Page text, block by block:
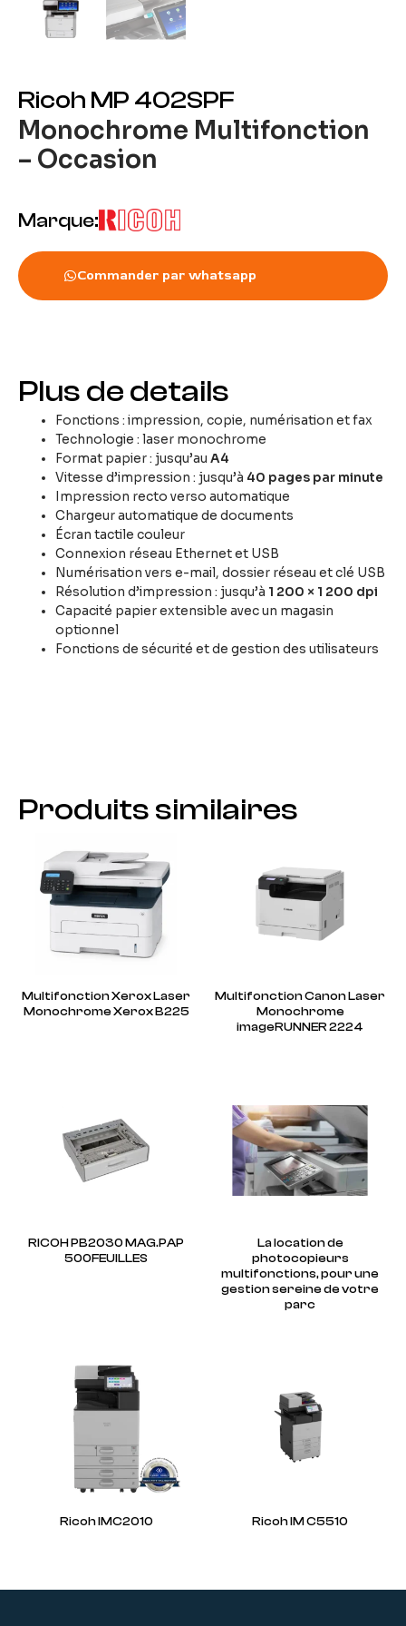
Ricoh MP 402SPF
Monochrome Multifonction
– Occasion
Marque:
Commander par whatsapp
Plus de details
Fonctions : impression, copie, numérisation et fax
Technologie : laser monochrome
Format papier : jusqu’auA4
Vitesse d’impression : jusqu’à 40 pages par minute
Impression recto verso automatique
Chargeur automatique de documents
Écran tactile couleur
Connexion réseau Ethernet et USB
Numérisation vers e-mail, dossier réseau et clé USB
Résolution d’impression : jusqu’à 1 200 × 1 200 dpi
Capacité papier extensible avec un magasin
optionnel
Fonctions de sécurité et de gestion des utilisateurs
Produits similaires
Multifonction Xerox Laser
Monochrome Xerox B225
Multifonction Canon Laser
Monochrome
imageRUNNER 2224
RICOH PB2030 MAG.PAP
500FEUILLES
La location de
photocopieurs
multifonctions, pour une
gestion sereine de votre
parc
Ricoh IMC2010 Ricoh IM C5510